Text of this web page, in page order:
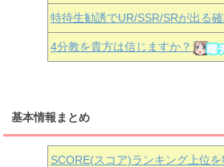
特待生勧誘でUR/SSR/SRが出る
4分教を貴方は信じますか？
基本情報まとめ
SCORE(スコア)ランキング上位